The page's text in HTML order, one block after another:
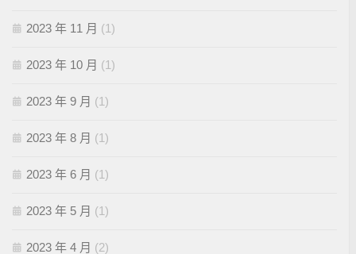
2023 年 11 月 (1)
2023 年 10 月 (1)
2023 年 9 月 (1)
2023 年 8 月 (1)
2023 年 6 月 (1)
2023 年 5 月 (1)
2023 年 4 月 (2)